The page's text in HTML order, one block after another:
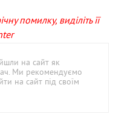
помилку, виділіть її
на сайт як
Ми рекомендуємо
на сайт під своїм